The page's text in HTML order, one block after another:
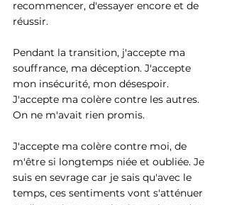
recommencer, d'essayer encore et de
réussir.
Pendant la transition, j'accepte ma
souffrance, ma déception. J'accepte
mon insécurité, mon désespoir.
J'accepte ma colère contre les autres.
On ne m'avait rien promis.
J'accepte ma colère contre moi, de
m'être si longtemps niée et oubliée. Je
suis en sevrage car je sais qu'avec le
temps, ces sentiments vont s'atténuer